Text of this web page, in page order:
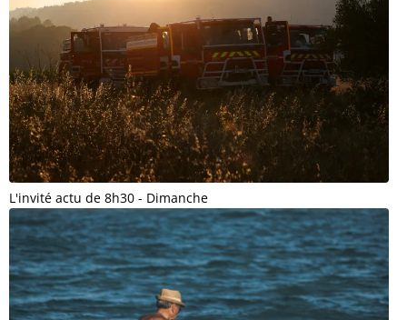
L'invité actu de 8h30 - Dimanche